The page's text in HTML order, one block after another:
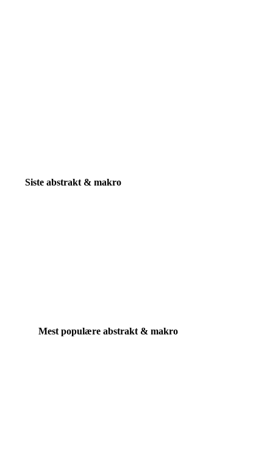
Siste abstrakt & makro
Mest populære abstrakt & makro